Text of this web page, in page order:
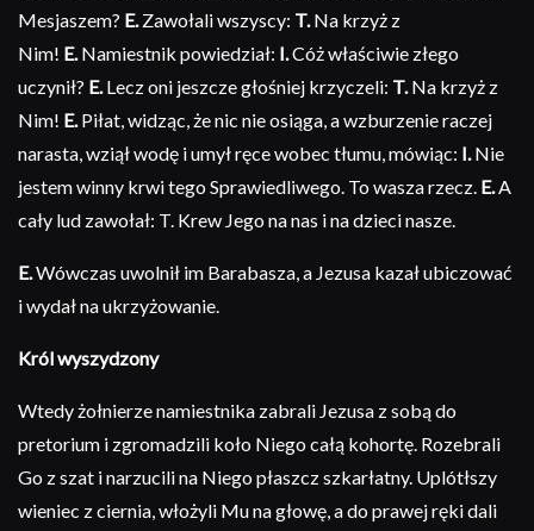
Mesjaszem? E.Zawołali wszyscy: T.Na krzyż z
Nim! E.Namiestnik powiedział: I.Cóż właściwie złego
uczynił? E.Lecz oni jeszcze głośniej krzyczeli: T.Na krzyż z
Nim! E.Piłat, widząc, że nic nie osiąga, a wzburzenie raczej
narasta, wziął wodę i umył ręce wobec tłumu, mówiąc: I.Nie
jestem winny krwi tego Sprawiedliwego. To wasza rzecz. E.A
cały lud zawołał: T. Krew Jego na nas i na dzieci nasze.
E.Wówczas uwolnił im Barabasza, a Jezusa kazał ubiczować
i wydał na ukrzyżowanie.
Król wyszydzony
Wtedy żołnierze namiestnika zabrali Jezusa z sobą do
pretorium i zgromadzili koło Niego całą kohortę. Rozebrali
Go z szat i narzucili na Niego płaszcz szkarłatny. Uplótłszy
wieniec z ciernia, włożyli Mu na głowę, a do prawej ręki dali